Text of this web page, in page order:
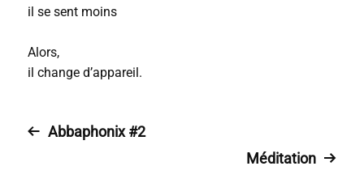
il se sent moins
Alors,
il change d’appareil.
Abbaphonix #2
Méditation